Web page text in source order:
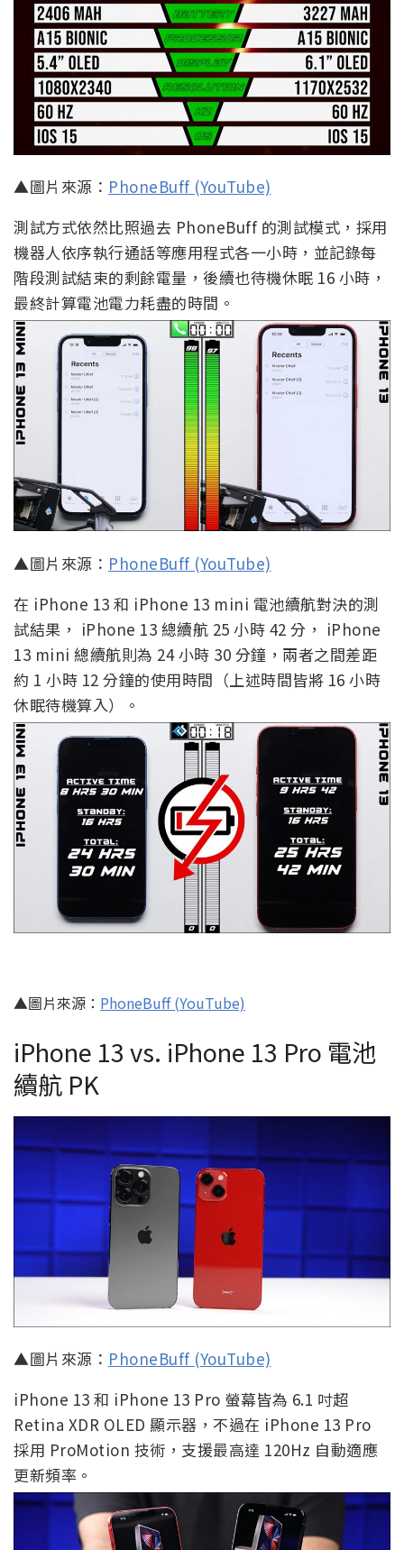
▲圖片來源： PhoneBuff (YouTube)
測試方式依然比照過去 PhoneBuff 的測試模式，採用
機器人依序執行通話等應用程式各一小時，並記錄每
階段測試結束的剩餘電量，後續也待機休眠 16 小時，
最終計算電池電力耗盡的時間。
▲圖片來源： PhoneBuff (YouTube)
在 iPhone 13 和 iPhone 13 mini 電池續航對決的測
試結果， iPhone 13 總續航 25 小時 42 分， iPhone
13 mini 總續航則為 24 小時 30 分鐘，兩者之間差距
約 1 小時 12 分鐘的使用時間（上述時間皆將 16 小時
休眠待機算入）。
▲圖片來源： PhoneBuff (YouTube)
iPhone 13 vs. iPhone 13 Pro 電池
續航 PK
▲圖片來源： PhoneBuff (YouTube)
iPhone 13 和 iPhone 13 Pro 螢幕皆為 6.1 吋超
Retina XDR OLED 顯示器，不過在 iPhone 13 Pro
採用 ProMotion 技術，支援最高達 120Hz 自動適應
更新頻率。